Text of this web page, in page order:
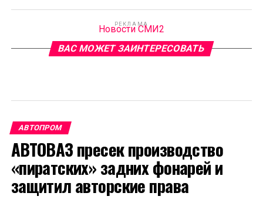
РЕКЛАМА
Новости СМИ2
ВАС МОЖЕТ ЗАИНТЕРЕСОВАТЬ
АВТОПРОМ
АВТОВАЗ пресек производство
«пиратских» задних фонарей и
защитил авторские права